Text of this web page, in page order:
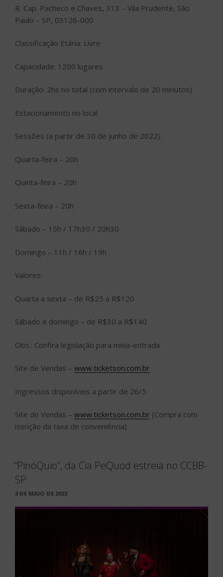
R. Cap. Pacheco e Chaves, 313 – Vila Prudente, São
Paulo – SP, 03126-000
Classificação Etária: Livre
Capacidade: 1200 lugares
Duração: 2hs no total (com intervalo de 20 minutos)
Estacionamento no local
Sessões (a partir de 30 de junho de 2022):
Quarta-feira – 20h
Quinta-feira – 20h
Sexta-feira – 20h
Sábado – 15h / 17h30 / 20h30
Domingo – 11h / 16h / 19h
Valores:
Quarta a sexta – de R$25 a R$120
Sábado e domingo – de R$30 a R$140
Obs.: Confira legislação para meia-entrada
Site de Vendas – www.ticketson.com.br
Ingressos disponíveis a partir de 26/5
Site de Vendas – www.ticketson.com.br (Compra com
isenção da taxa de conveniência)
“PinóQuio”, da Cia PeQuod estreia no CCBB-
SP
PUBLICADO
3 DE MAIO DE 2022